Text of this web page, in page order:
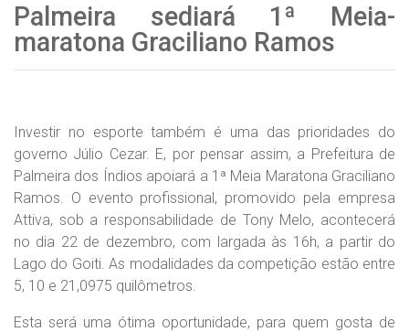
Palmeira sediará 1ª Meia-
maratona Graciliano Ramos
Investir no esporte também é uma das prioridades do
governo Júlio Cezar. E, por pensar assim, a Prefeitura de
Palmeira dos Índios apoiará a 1ª Meia Maratona Graciliano
Ramos. O evento profissional, promovido pela empresa
Attiva, sob a responsabilidade de Tony Melo, acontecerá
no dia 22 de dezembro, com largada às 16h, a partir do
Lago do Goiti. As modalidades da competição estão entre
5, 10 e 21,0975 quilômetros.
Esta será uma ótima oportunidade, para quem gosta de